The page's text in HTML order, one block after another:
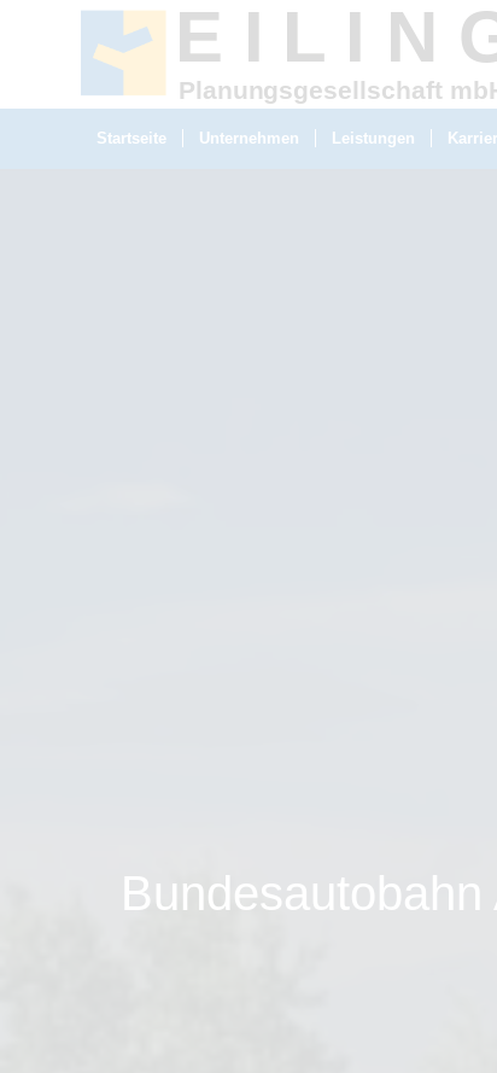
E I L I N
Planungsgesellschaft
Startseite Unternehmen Leistungen